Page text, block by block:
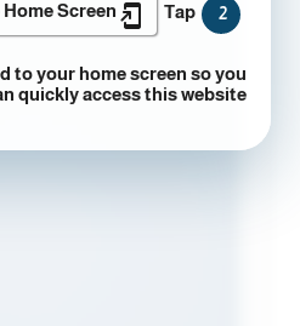
2
Tap
Screen
to your home screen so you
quickly access this website.